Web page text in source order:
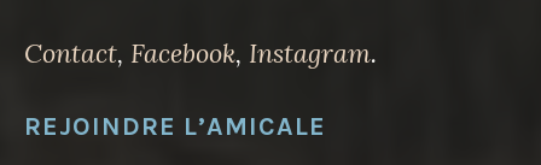
Contact, Facebook, Instagram.
REJOINDRE L’AMICALE